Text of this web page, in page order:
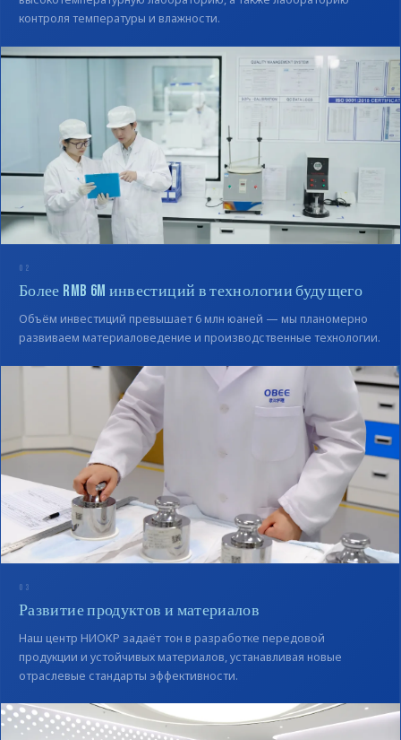
контроля температуры и влажности.
02
Более RMB 6M инвестиций в технологии будущего
Объём инвестиций превышает 6 млн юаней — мы планомерно
развиваем материаловедение и производственные технологии.
03
Развитие продуктов и материалов
Наш центр НИОКР задаёт тон в разработке передовой
продукции и устойчивых материалов, устанавливая новые
отраслевые стандарты эффективности.